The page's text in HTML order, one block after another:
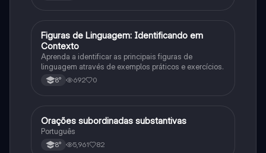
FPortuguês
Figuras de Linguagem: Identificando em
Contexto
Aprenda a identificar as principais figuras de
linguagem através de exemplos práticos e exercícios.
8° 692 0
Português
Orações subordinadas substantivas
Português
8° 5,961 82